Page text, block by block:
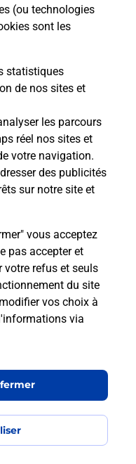
(ou technologies
sont les
statistiques
de nos sites et
les parcours
réel nos sites et
votre navigation.
des publicités
sur notre site et
vous acceptez
pas accepter et
votre refus et seuls
du site
vos choix à
via
t-elle
?
de la route